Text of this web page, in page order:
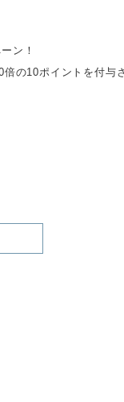
ン！
の10ポイントを付与